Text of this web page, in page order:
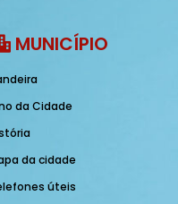
MUNICÍPIO
da Cidade
da cidade
úteis